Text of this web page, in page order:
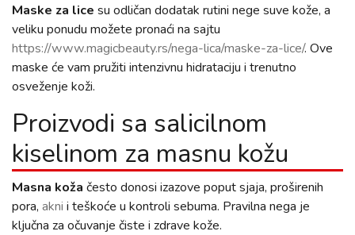
Maske za lice su odličan dodatak rutini nege suve kože, a
veliku ponudu možete pronaći na sajtu
https://www.magicbeauty.rs/nega-lica/maske-za-lice/. Ove
maske će vam pružiti intenzivnu hidrataciju i trenutno
osveženje koži.
Proizvodi sa salicilnom
kiselinom za masnu kožu
Masna koža često donosi izazove poput sjaja, proširenih
pora, akni i teškoće u kontroli sebuma. Pravilna nega je
ključna za očuvanje čiste i zdrave kože.